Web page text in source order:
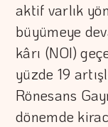
aktif varlık
büyümeye
kârı (NOI)
yüzde 19
Rönesans
dönemde